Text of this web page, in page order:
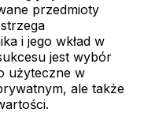
przedmioty
i jego wkład w
jest wybór
użyteczne w
ale także